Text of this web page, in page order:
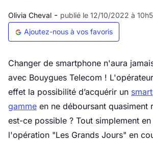
Olivia Cheval - publié le 12/10/2022 à
Ajoutez-nous à vos favoris
Changer de smartphone n'aura
avec Bouygues Telecom !
effet la possibilité d’acquérir un
gamme en ne déboursant quasiment
est-ce possible ? Tout simplement
l'opération "Les Grands Jours" en